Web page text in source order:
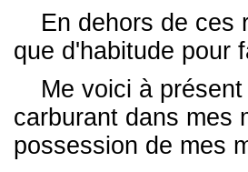
En dehors de ces
que d'habitude pour
Me voici à
carburant dans mes
possession de mes